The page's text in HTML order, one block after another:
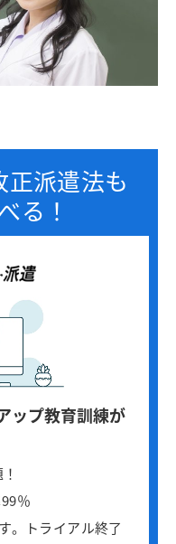
派遣法も
る！
ップ教育訓練が
％
。トライアル終了